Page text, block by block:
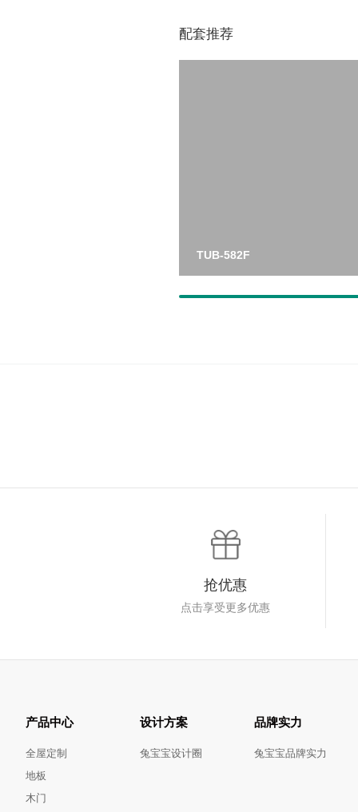
规格：
配套推荐
TUB-582F
抢优惠
点击享受更多优惠
产品中心
全屋定制
地板
木门
设计方案
兔宝宝设计圈
品牌实力
兔宝宝品牌实力